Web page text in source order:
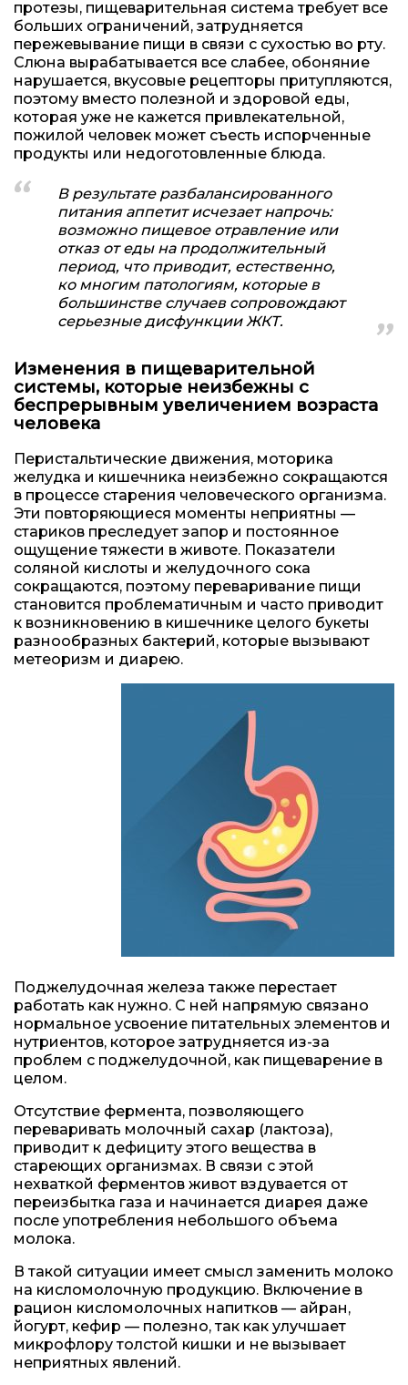
протезы, пищеварительная система требует все
больших ограничений, затрудняется
пережевывание пищи в связи с сухостью во рту.
Слюна вырабатывается все слабее, обоняние
нарушается, вкусовые рецепторы притупляются,
поэтому вместо полезной и здоровой еды,
которая уже не кажется привлекательной,
пожилой человек может съесть испорченные
продукты или недоготовленные блюда.
В результате разбалансированного
питания аппетит исчезает напрочь:
возможно пищевое отравление или
отказ от еды на продолжительный
период, что приводит, естественно,
ко многим патологиям, которые в
большинстве случаев сопровождают
серьезные дисфункции ЖКТ.
Изменения в пищеварительной
системы, которые неизбежны с
беспрерывным увеличением возраста
человека
Перистальтические движения, моторика
желудка и кишечника неизбежно сокращаются
в процессе старения человеческого организма.
Эти повторяющиеся моменты неприятны —
стариков преследует запор и постоянное
ощущение тяжести в животе. Показатели
соляной кислоты и желудочного сока
сокращаются, поэтому переваривание пищи
становится проблематичным и часто приводит
к возникновению в кишечнике целого букеты
разнообразных бактерий, которые вызывают
метеоризм и диарею.
Поджелудочная железа также перестает
работать как нужно. С ней напрямую связано
нормальное усвоение питательных элементов и
нутриентов, которое затрудняется из-за
проблем с поджелудочной, как пищеварение в
целом.
Отсутствие фермента, позволяющего
переваривать молочный сахар (лактоза),
приводит к дефициту этого вещества в
стареющих организмах. В связи с этой
нехваткой ферментов живот вздувается от
переизбытка газа и начинается диарея даже
после употребления небольшого объема
молока.
В такой ситуации имеет смысл заменить молоко
на кисломолочную продукцию. Включение в
рацион кисломолочных напитков — айран,
йогурт, кефир — полезно, так как улучшает
микрофлору толстой кишки и не вызывает
неприятных явлений.